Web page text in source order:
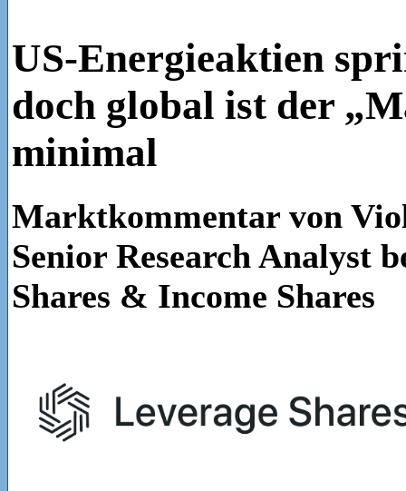
US-Energieaktien
doch global ist der
minimal
Marktkommentar von
Senior Research Analyst
Shares & Income Shares